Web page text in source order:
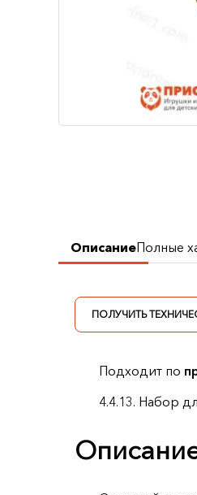
ОписаниеПолные
ПОЛУЧИТЬ
Подходит по
4.4.13. Набор